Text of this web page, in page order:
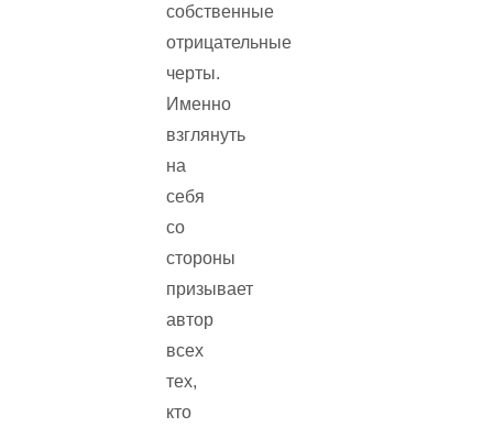
собственные
отрицательные
черты.
Именно
взглянуть
на
себя
со
стороны
призывает
автор
всех
тех,
кто